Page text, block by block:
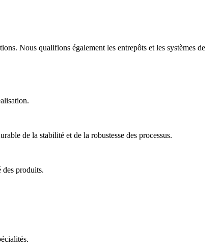
Nous qualifions également les entrepôts et les systèmes de
de la stabilité et de la robustesse des processus.
produits.